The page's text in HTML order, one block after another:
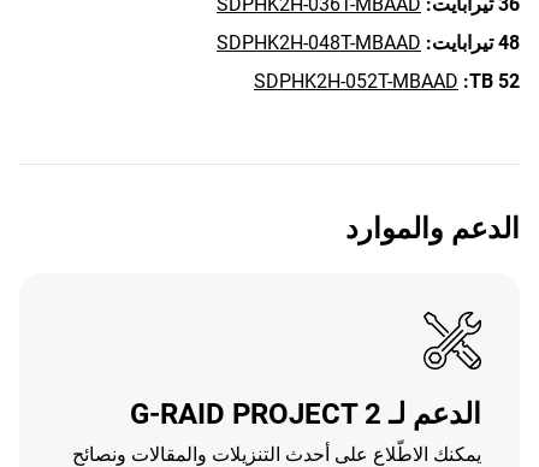
48 تيرابايت:
SDPHK2H-048T-MBAAD
52 TB:
SDPHK2H-052T-MBAAD
الدعم والموارد
الدعم لـ G-RAID PROJECT 2
يمكنك الاطّلاع على أحدث التنزيلات والمقالات ونصائح